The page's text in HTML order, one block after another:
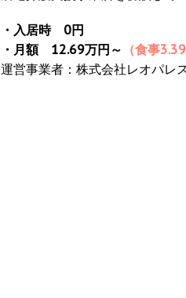
・入居時 0円
・月額 12.69万円～ （食事
運営事業者：株式会社レオパレ